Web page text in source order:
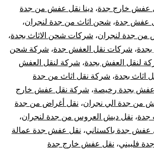
عفش خارج جدة، دينا نقل عفش من جدة
عفش جدة، شحن اثاث من جدة لنجران،
جدة لنجران، شركات شحن الاثاث بجدة،
، شركات نقل العفش جدة، شركة شحن
لنقل العفش بجدة، شركة لنقل العفش
اثاث بجدة، شركة نقل اثاث من جدة
بجدة رخيصة، شركة نقل عفش خارج
من جدة الي نجران، نقل أغراض من جدة
جدة، نقل دبش العروس من جدة لنجران،
عفش جدة باكستاني، نقل عفش جدة عمالة
فلبيني، نقل عفش خارج جدة